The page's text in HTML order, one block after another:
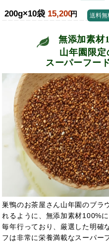
200g×10袋 15,200円 送料無
無添加素材
山年園限定
スーパーフー
巣鴨のお茶屋さん山年園のブラ
れるように、無添加素材100%
毎年行っており、厳選した明確
フは非常に栄養満載なスーパー